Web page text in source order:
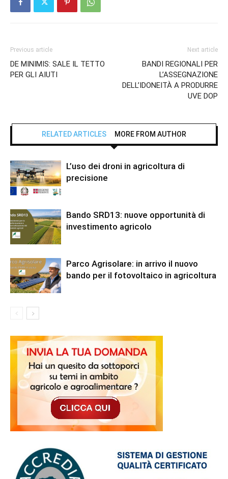
Previous article
DE MINIMIS: SALE IL TETTO
PER GLI AIUTI
Next article
BANDI REGIONALI PER
L’ASSEGNAZIONE
DELL’IDONEITÀ A PRODURRE
UVE DOP
RELATED ARTICLES MORE FROM AUTHOR
L’uso dei droni in agricoltura di
precisione
Bando SRD13: nuove opportunità di
investimento agricolo
Parco Agrisolare: in arrivo il nuovo
bando per il fotovoltaico in agricoltura